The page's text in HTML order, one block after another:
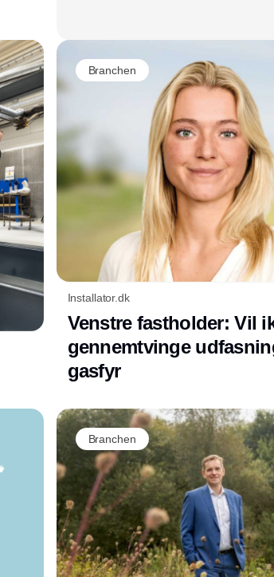
Branchen
Installator.dk
Venstre fastholder: Vil
gennemtvinge
gasfyr
Branchen